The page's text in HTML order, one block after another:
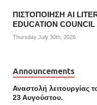
ΠΙΣΤΟΠΟΙΗΣΗ AI
EDUCATION
Thursday July 30th, 2026
Announcements
Αναστολή λειτουργίας
23 Αυγούστου.